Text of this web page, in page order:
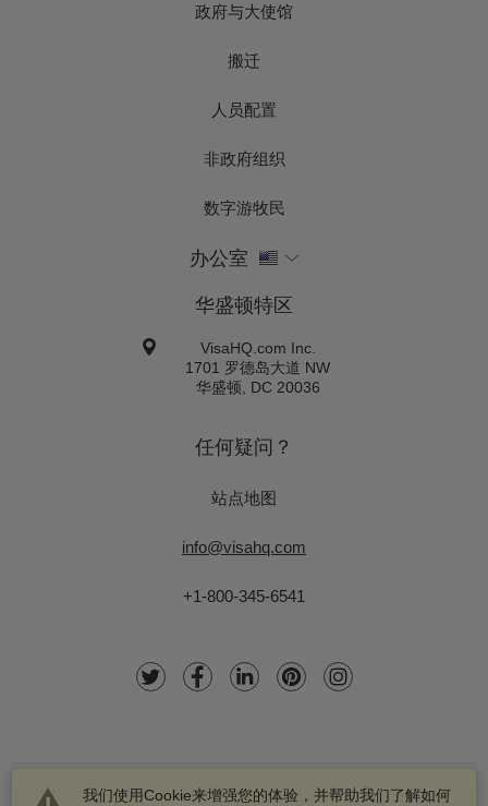
我们使用Cookie来增强您的体验，并帮助我们了解如何
政府与大使馆
搬迁
人员配置
非政府组织
数字游牧民
办公室
华盛顿特区
VisaHQ.com Inc.
1701 罗德岛大道 NW
华盛顿
DC 20036
任何疑问？
站点地图
info@visahq.com
+1-800-345-6541